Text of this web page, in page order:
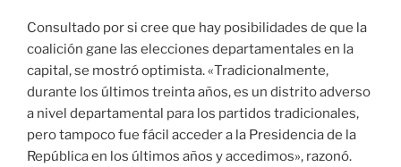
Consultado por si cree que hay posibilidades de que la
coalición gane las elecciones departamentales en la
capital, se mostró optimista. «Tradicionalmente,
durante los últimos treinta años, es un distrito adverso
a nivel departamental para los partidos tradicionales,
pero tampoco fue fácil acceder a la Presidencia de la
República en los últimos años y accedimos», razonó.